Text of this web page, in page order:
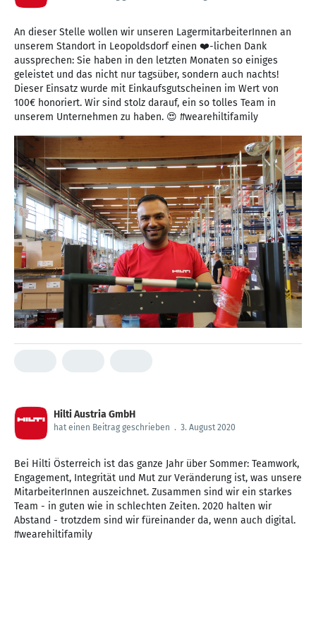
An dieser Stelle wollen wir unseren LagermitarbeiterInnen an
unserem Standort in Leopoldsdorf einen ❤️-lichen Dank
aussprechen: Sie haben in den letzten Monaten so einiges
geleistet und das nicht nur tagsüber, sondern auch nachts!
Dieser Einsatz wurde mit Einkaufsgutscheinen im Wert von
100€ honoriert. Wir sind stolz darauf, ein so tolles Team in
unserem Unternehmen zu haben. 😍 #wearehiltifamily
Hilti Austria GmbH
hat einen Beitrag geschrieben . 3. August 2020
Bei Hilti Österreich ist das ganze Jahr über Sommer: Teamwork,
Engagement, Integrität und Mut zur Veränderung ist, was unsere
MitarbeiterInnen auszeichnet. Zusammen sind wir ein starkes
Team - in guten wie in schlechten Zeiten. 2020 halten wir
Abstand - trotzdem sind wir füreinander da, wenn auch digital.
#wearehiltifamily